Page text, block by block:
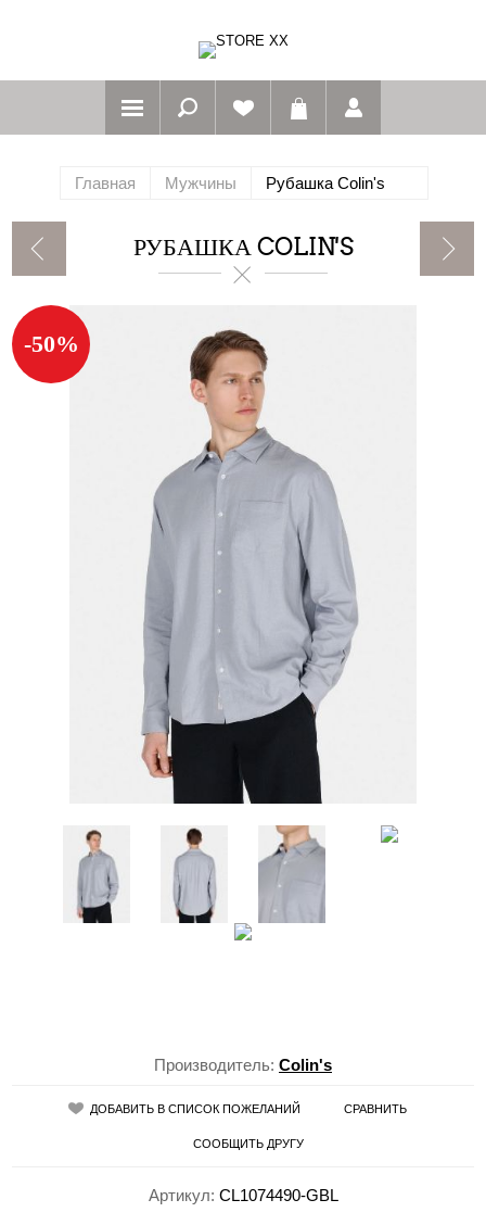
Главная Мужчины Рубашка Colin's
РУБАШКА COLIN'S
-50%
Производитель: Colin's
ДОБАВИТЬ В СПИСОК ПОЖЕЛАНИЙ СРАВНИТЬ
СООБЩИТЬ ДРУГУ
Артикул: CL1074490-GBL